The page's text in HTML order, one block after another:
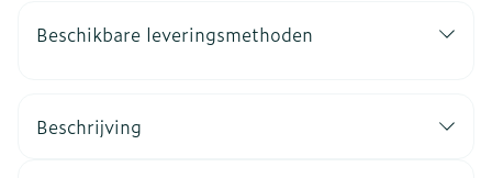
Beschikbare leveringsmethoden
Beschrijving